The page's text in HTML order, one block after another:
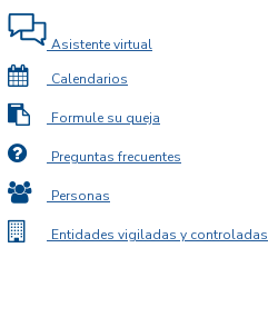
Asistente virtual
Calendarios
Formule su queja
Preguntas frecuentes
Personas
Entidades vigiladas y controladas